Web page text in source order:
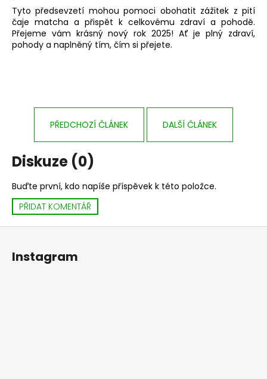
Tyto předsevzetí mohou pomoci obohatit zážitek z pití
čaje matcha a přispět k celkovému zdraví a pohodě.
Přejeme vám krásný nový rok 2025! Ať je plný zdraví,
pohody a naplněný tím, čím si přejete.
PŘEDCHOZÍ ČLÁNEK DALŠÍ ČLÁNEK
Diskuze (0)
Buďte první, kdo napíše příspěvek k této položce.
PŘIDAT KOMENTÁŘ
D
o
p
m
e
STORM
MATCHA
HIGH
Instagram